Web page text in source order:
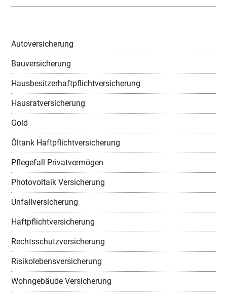
r
c
z
*
Autoversicherung
Bauversicherung
Hausbesitzerhaftpflichtversicherung
Hausratversicherung
Gold
Öltank Haftpflichtversicherung
Pflegefall Privatvermögen
Photovoltaik Versicherung
Unfallversicherung
Haftpflichtversicherung
Rechtsschutzversicherung
Risikolebensversicherung
Wohngebäude Versicherung